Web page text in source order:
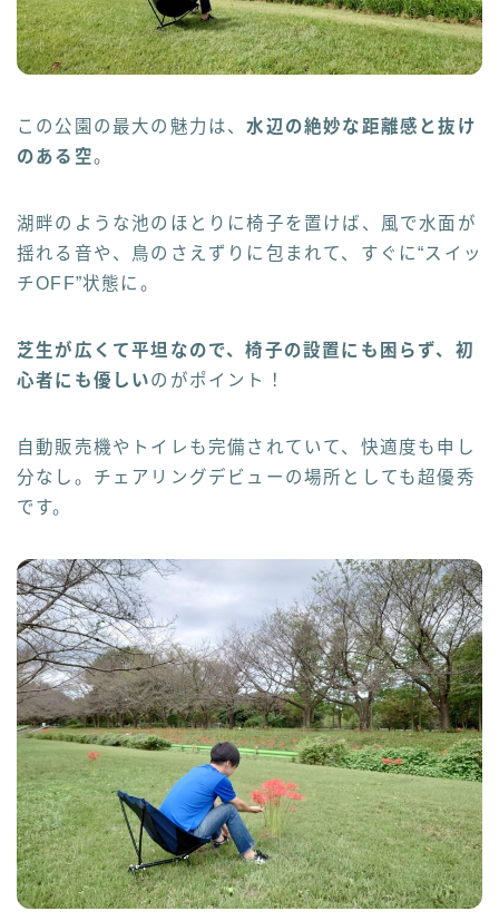
この公園の最大の魅力は、水辺の絶妙な距離感と抜け
のある空。
湖畔のような池のほとりに椅子を置けば、風で水面が
揺れる音や、鳥のさえずりに包まれて、すぐに“スイッ
チOFF”状態に。
芝生が広くて平坦なので、椅子の設置にも困らず、初
心者にも優しいのがポイント！
自動販売機やトイレも完備されていて、快適度も申し
分なし。チェアリングデビューの場所としても超優秀
です。